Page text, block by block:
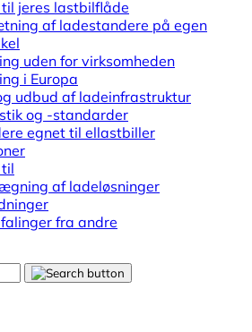
jeres lastbilflåde
af ladestandere på egen
uden for virksomheden
i Europa
udbud af ladeinfrastruktur
og -standarder
egnet til ellastbiller
af ladeløsninger
fra andre